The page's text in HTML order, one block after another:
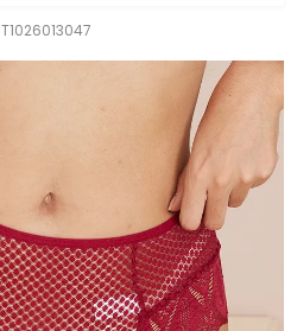
T1026013047